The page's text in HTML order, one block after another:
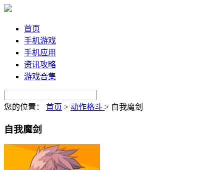
首页
手机游戏
手机应用
资讯攻略
游戏合集
您的位置： 首页 > 动作格斗 > 自我魔剑
自我魔剑